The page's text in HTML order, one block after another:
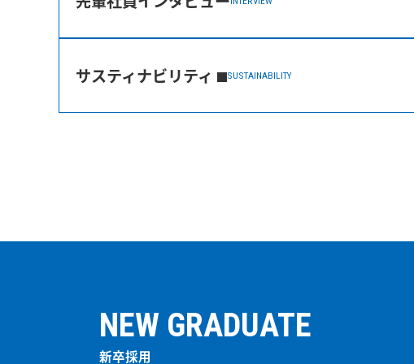
サスティナビリティ SUSTAINABILITY
NEW GRADUATE
新卒採用